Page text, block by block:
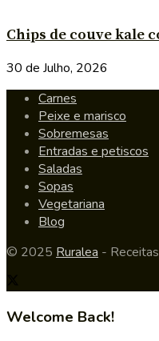
Chips de couve kale
30 de Julho, 2026
Carnes
Peixe e marisco
Sobremesas
Entradas e petiscos
Saladas
Sopas
Vegetariana
Blog
© 2025 Ruralea -
Welcome Back!